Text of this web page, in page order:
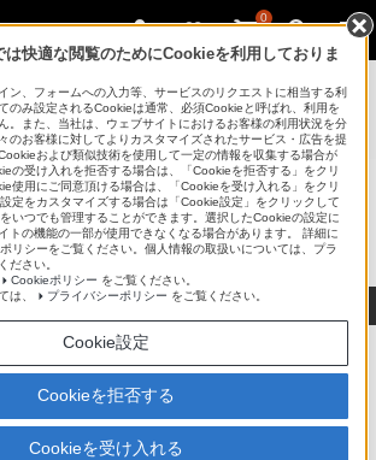
0
（取扱説明 Web版）
ZT2500 / BDZ-ZT1500 / BDZ-ZW2500 /
ZW550 使いかたマニュアル
ーレイディスク/DVDレコーダー
ート・お問い合わせ
レコーダー
/ BDZ-ZT2500 / BDZ-ZT1500 /
/ BDZ-ZW1500 / BDZ-ZW550
は快適な閲覧のためにCookieを利用しておりま
ン、フォームへの入力等、サービスのリクエストに相当する利
のみ設定されるCookieは通常、必須Cookieと呼ばれ、利用を
。また、当社は、ウェブサイトにおけるお客様の利用状況を分
のお客様に対してよりカスタマイズされたサービス・広告を提
および類似技術を使用して一定の情報を収集する場合が
の受け入れを拒否する場合は、「Cookieを拒否する」をクリ
使用にご同意頂ける場合は、「Cookieを受け入れる」をクリ
定をカスタマイズする場合は「Cookie設定」をクリックして
いつでも管理することができます。選択したCookieの設定に
トの機能の一部が使用できなくなる場合があります。 詳細に
リシーをご覧ください。個人情報の取扱いについては、プラ
ださい。
Cookieポリシー をご覧ください。
は、
プライバシーポリシー をご覧ください。
Cookie設定
Cookieを拒否する
Cookieを受け入れる